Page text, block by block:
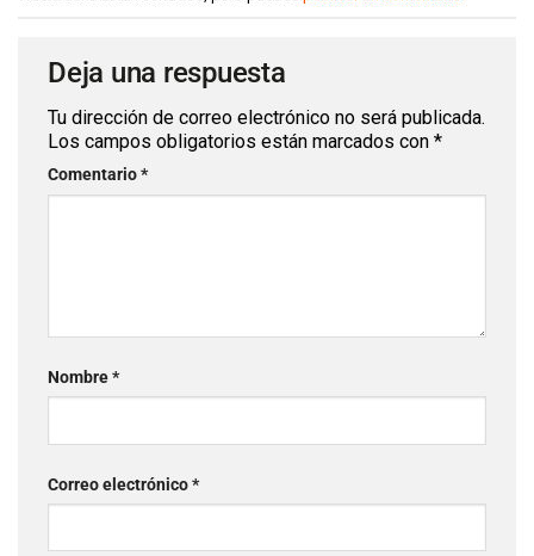
Deja una respuesta
Tu dirección de correo electrónico no será publicada.
Los campos obligatorios están marcados con *
Comentario*
Nombre*
Correo electrónico*